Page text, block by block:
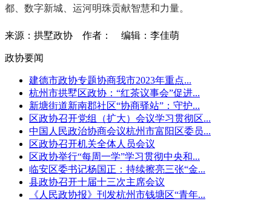
都、数字新城、运河明珠贡献智慧和力量。
来源：拱墅政协 作者： 编辑：李佳萌
政协要闻
建德市政协专题协商我市2023年重点...
杭州市拱墅区政协：“红茶议事会”促进...
新塘街道新南郡社区“协商驿站”：守护...
区政协召开党组（扩大）会议学习贯彻区...
中国人民政治协商会议杭州市富阳区委员...
区政协召开机关全体人员会议
区政协举行“每周一学”学习贯彻中央和...
临安区委书记杨国正：持续擦亮三张“金...
县政协召开十届十三次主席会议
《人民政协报》刊发杭州市钱塘区“青年...